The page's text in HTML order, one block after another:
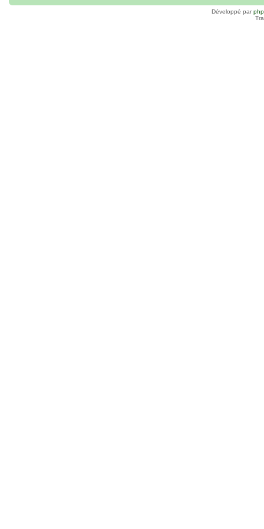
Développé par